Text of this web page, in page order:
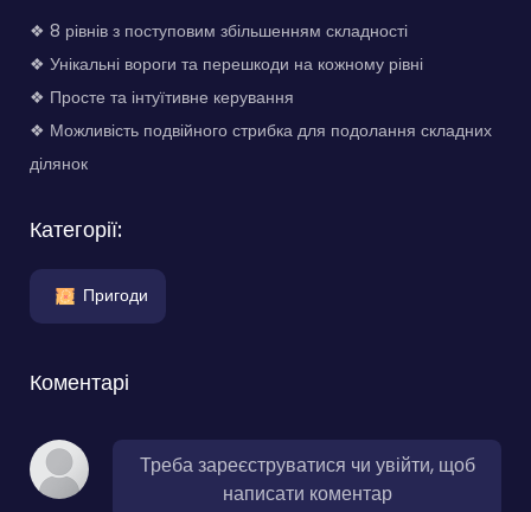
❖ 8 рівнів з поступовим збільшенням складності
❖ Унікальні вороги та перешкоди на кожному рівні
❖ Просте та інтуїтивне керування
❖ Можливість подвійного стрибка для подолання складних
ділянок
Категорії:
Пригоди
Коментарі
Треба зареєструватися чи увійти, щоб
написати коментар